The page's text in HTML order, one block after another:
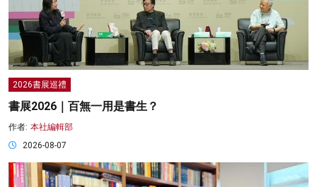
2026書展巡禮
書展2026｜百無一用是書生？
作者: 本社編輯部
2026-08-07